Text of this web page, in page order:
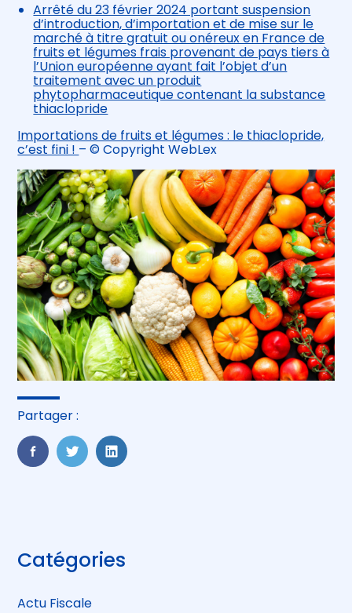
Arrêté du 23 février 2024 portant suspension
d’introduction, d’importation et de mise sur le
marché à titre gratuit ou onéreux en France de
fruits et légumes frais provenant de pays tiers à
l’Union européenne ayant fait l’objet d’un
traitement avec un produit
phytopharmaceutique contenant la substance
thiaclopride
Importations de fruits et légumes : le thiaclopride,
c’est fini ! – © Copyright WebLex
Partager :
FaceBook
TwitterLinkedIn
Blog
sidebar
Catégories
Actu Fiscale